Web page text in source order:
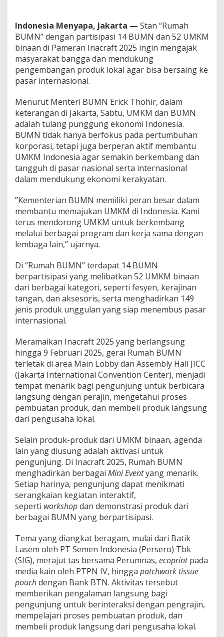
A
j
a
k
U
M
B
e
r
k
e
b
a
n
g
m
b
a
h
a
r
G
l
o
b
Indonesia Menyapa, Jakarta — Stan “Rumah
BUMN” dengan partisipasi 14 BUMN dan 52 UMKM
binaan di Pameran Inacraft 2025 ingin mengajak
masyarakat bangga dan mendukung
pengembangan produk lokal agar bisa bersaing ke
pasar internasional.
Menurut Menteri BUMN Erick Thohir, dalam
keterangan di Jakarta, Sabtu, UMKM dan BUMN
adalah tulang punggung ekonomi Indonesia.
BUMN tidak hanya berfokus pada pertumbuhan
korporasi, tetapi juga berperan aktif membantu
UMKM Indonesia agar semakin berkembang dan
tangguh di pasar nasional serta internasional
dalam mendukung ekonomi kerakyatan.
”Kementerian BUMN memiliki peran besar dalam
membantu memajukan UMKM di Indonesia. Kami
terus mendorong UMKM untuk berkembang
melalui berbagai program dan kerja sama dengan
lembaga lain,” ujarnya.
Di “Rumah BUMN” terdapat 14 BUMN
berpartisipasi yang melibatkan 52 UMKM binaan
dari berbagai kategori, seperti fesyen, kerajinan
tangan, dan aksesoris, serta menghadirkan 149
jenis produk unggulan yang siap menembus pasar
internasional.
Meramaikan Inacraft 2025 yang berlangsung
hingga 9 Februari 2025, gerai Rumah BUMN
terletak di area Main Lobby dan Assembly Hall JICC
(Jakarta International Convention Center), menjadi
tempat menarik bagi pengunjung untuk berbicara
langsung dengan perajin, mengetahui proses
pembuatan produk, dan membeli produk langsung
dari pengusaha lokal.
Selain produk-produk dari UMKM binaan, agenda
lain yang diusung adalah aktivasi untuk
pengunjung. Di Inacraft 2025, Rumah BUMN
menghadirkan berbagai Mini Eventyang menarik.
Setiap harinya, pengunjung dapat menikmati
serangkaian kegiatan interaktif,
seperti workshopdan demonstrasi produk dari
berbagai BUMN yang berpartisipasi.
Tema yang diangkat beragam, mulai dari Batik
Lasem oleh PT Semen Indonesia (Persero) Tbk
(SIG), merajut tas bersama Perumnas, ecoprintpada
media kain oleh PTPN IV, hingga patchwork tissue
pouchdengan Bank BTN. Aktivitas tersebut
memberikan pengalaman langsung bagi
pengunjung untuk berinteraksi dengan pengrajin,
mempelajari proses pembuatan produk, dan
membeli produk langsung dari pengusaha lokal.